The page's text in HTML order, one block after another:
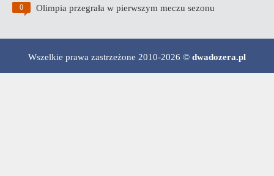
0 Olimpia przegrała w pierwszym meczu sezonu
Wszelkie prawa zastrzeżone 2010-2026 © dwadozera.pl